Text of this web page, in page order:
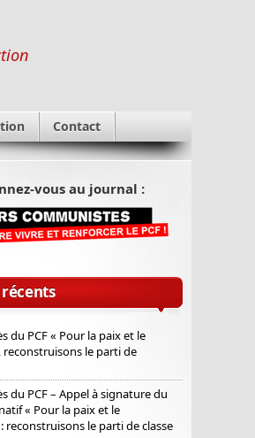
Contact
vous au journal :
du PCF « Pour la paix et le
reconstruisons le parti de
du PCF – Appel à signature du
« Pour la paix et le
reconstruisons le parti de classe